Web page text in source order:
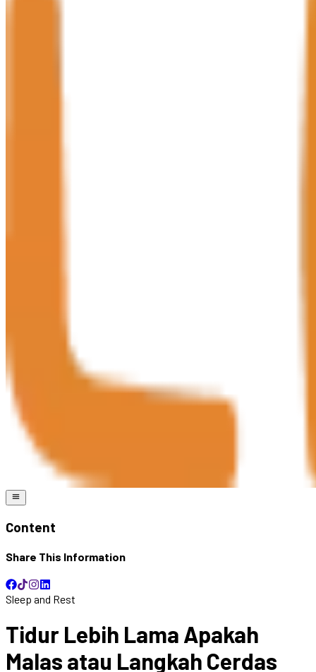
Content
Share This Information
Sleep and Rest
Tidur Lebih Lama Apakah
Malas atau Langkah Cerdas